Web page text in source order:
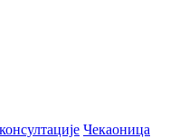
Чекаоница